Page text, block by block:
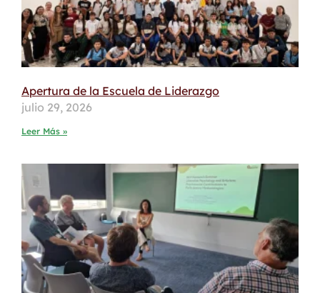
Apertura de la Escuela de Liderazgo
julio 29, 2026
Leer Más »